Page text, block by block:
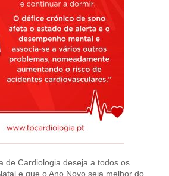
de Cardiologia deseja a todos os
e que o Ano Novo seja melhor do